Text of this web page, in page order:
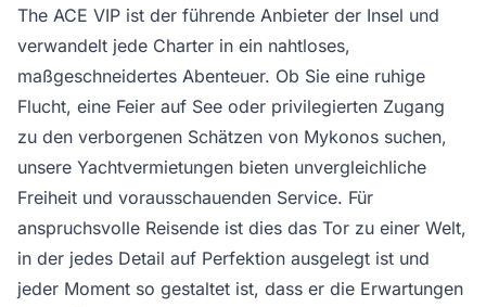
The ACE VIP ist der führende Anbieter der Insel und
verwandelt jede Charter in ein nahtloses,
maßgeschneidertes Abenteuer. Ob Sie eine ruhige
Flucht, eine Feier auf See oder privilegierten Zugang
zu den verborgenen Schätzen von Mykonos suchen,
unsere Yachtvermietungen bieten unvergleichliche
Freiheit und vorausschauenden Service. Für
anspruchsvolle Reisende ist dies das Tor zu einer Welt,
in der jedes Detail auf Perfektion ausgelegt ist und
jeder Moment so gestaltet ist, dass er die Erwartungen